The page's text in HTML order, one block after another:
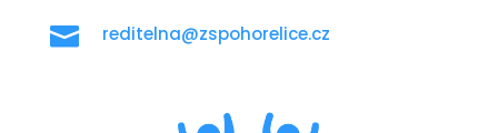
 reditelna@zspohorelice.cz